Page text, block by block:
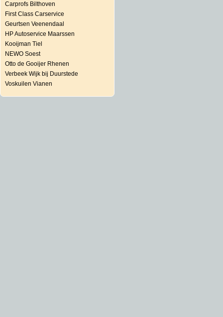
Carprofs Bilthoven
First Class Carservice
Geurtsen Veenendaal
HP Autoservice Maarssen
Kooijman Tiel
NEWO Soest
Otto de Gooijer Rhenen
Verbeek Wijk bij Duurstede
Voskuilen Vianen